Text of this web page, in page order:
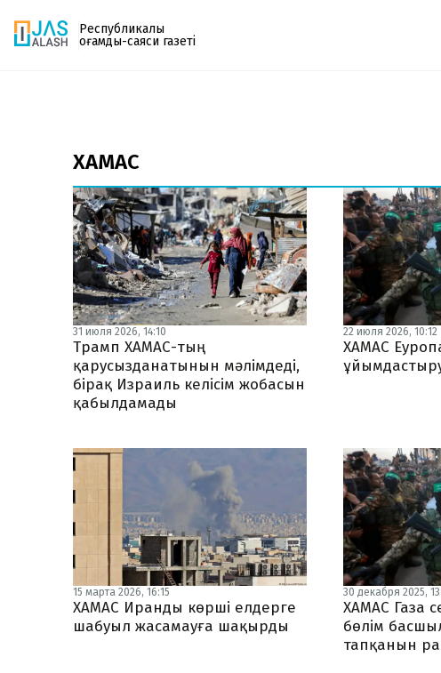
Республикалық
қоғамдық-саяси газеті
поштаңызға алып отырыңыз. Жаңа нөмір
шыққан сәтте сізге бірден жіберіледі. Тек email
енгізіңіз, біз қалғанын өзіміз жібереміз.
ХАМАС
31 июля 2026, 14:10
Трамп ХАМАС-тың
қарусызданатынын мәлімдеді,
бірақ Израиль келісім жобасын
қабылдамады
22 июля 2026, 10:12
ХАМАС
15 марта 2026, 16:15
ХАМАС Иранды көрші елдерге
шабуыл жасамауға шақырды
30 декабря 2025,
ХАМАС Газа
бөлім
тапқанын